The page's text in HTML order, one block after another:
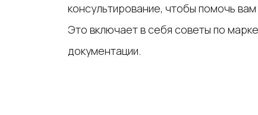
консультирование, чтобы помочь вам
Это включает в себя советы по
документации.